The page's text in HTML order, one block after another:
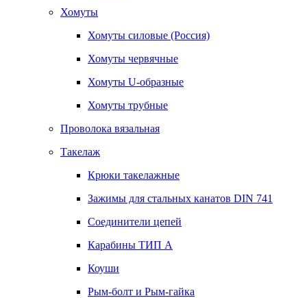
Хомуты
Хомуты силовые (Россия)
Хомуты червячные
Хомуты U-образные
Хомуты трубные
Проволока вязальная
Такелаж
Крюки такелажные
Зажимы для стальных канатов DIN 741
Соединители цепей
Карабины ТИП А
Коуши
Рым-болт и Рым-гайка